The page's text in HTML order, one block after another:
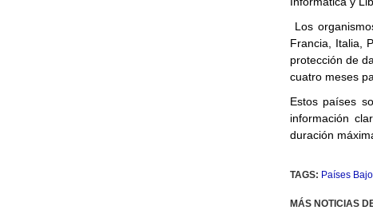
Los
Francia, Italia,
protección de
cuatro meses
Estos países
información
duración
TAGS: Países
MÁS NOTICIAS